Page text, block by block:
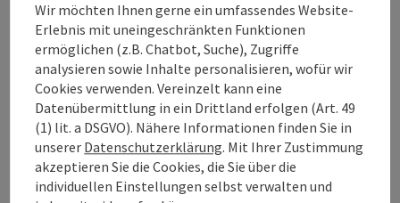
Kontakt
Öffnungszeiten
Wir möchten Ihnen gerne ein umfassendes Website-
Erlebnis mit uneingeschränkten Funktionen
ermöglichen (z.B. Chatbot, Suche), Zugriffe
analysieren sowie Inhalte personalisieren, wofür wir
Cookies verwenden. Vereinzelt kann eine
Datenübermittlung in ein Drittland erfolgen (Art. 49
(1) lit. a DSGVO). Nähere Informationen finden Sie in
unserer Datenschutzerklärung. Mit Ihrer Zustimmung
akzeptieren Sie die Cookies, die Sie über die
individuellen Einstellungen selbst verwalten und